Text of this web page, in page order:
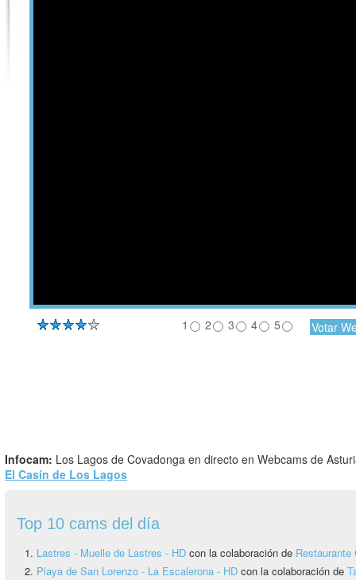
1 2 3 4 5
Infocam:
El Casín de Los Lagos
Top 10 cams del día
Lastres - Muelle de Lastres - HD con la colaboración de
Playa de San Lorenzo - La Escalerona - HD con la colaboración de